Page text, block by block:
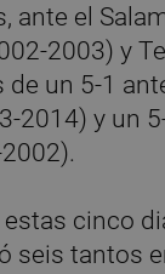
ante el
2003) y
un 5-1
2014) y un
cinco
seis tantos